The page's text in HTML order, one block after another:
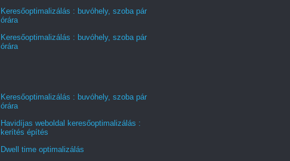
Keresőoptimalizálás : buvóhely, szoba pár
órára
Keresőoptimalizálás : buvóhely, szoba pár
órára
Keresőoptimalizálás : buvóhely, szoba pár
órára
Havidíjas weboldal keresőoptimalizálás :
kerítés építés
Dwell time optimalizálás